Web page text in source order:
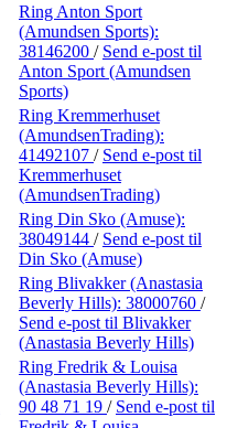
Ring Anton Sport
(Amundsen Sports):
38146200 / Send e-post til
Anton Sport (Amundsen
Sports)
Ring Kremmerhuset
(AmundsenTrading):
41492107 / Send e-post til
Kremmerhuset
(AmundsenTrading)
Ring Din Sko (Amuse):
38049144 / Send e-post til
Din Sko (Amuse)
Ring Blivakker (Anastasia
Beverly Hills): 38000760 /
Send e-post til Blivakker
(Anastasia Beverly Hills)
Ring Fredrik & Louisa
(Anastasia Beverly Hills):
90 48 71 19 / Send e-post til